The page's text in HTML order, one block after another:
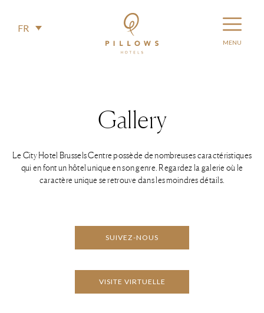
FR
Gallery
Le City Hotel Brussels Centre possède de nombreuses caractéristiques
qui en font un hôtel unique en son genre. Regardez la galerie où le
caractère unique se retrouve dans les moindres détails.
SUIVEZ-NOUS
VISITE VIRTUELLE